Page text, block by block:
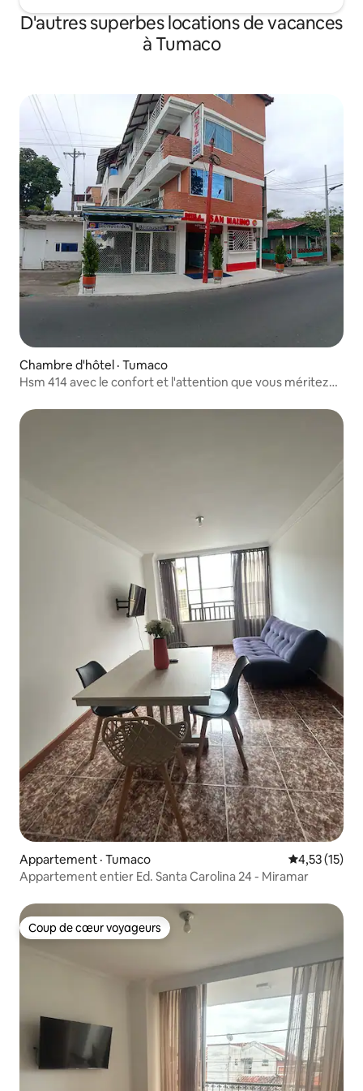
D'autres superbes locations de vacances
à Tumaco
Chambre d'hôtel · Tumaco
Hsm 414 avec le confort et l'attention que vous méritez
Appartement · Tumaco Note
4,53 (15)
Appartement entier Ed. Santa Carolina 24 - Miramar
Coup de cœur voyageurs
Coup de cœur voyageurs